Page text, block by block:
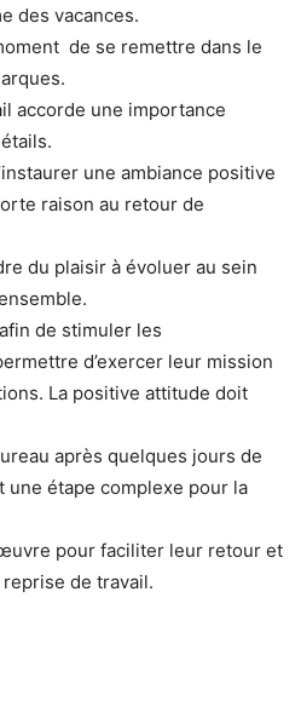
des vacances.
de se remettre dans le
accorde une importance
une ambiance positive
raison au retour de
du plaisir à évoluer au sein
de stimuler les
d’exercer leur mission
La positive attitude doit
après quelques jours de
une étape complexe pour la
pour faciliter leur retour et
de travail.